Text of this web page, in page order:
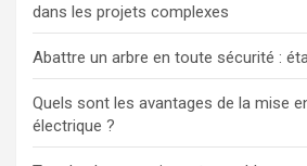
dans les projets complexes
Abattre un arbre en toute sécurité :
Quels sont les avantages de la mise
électrique ?